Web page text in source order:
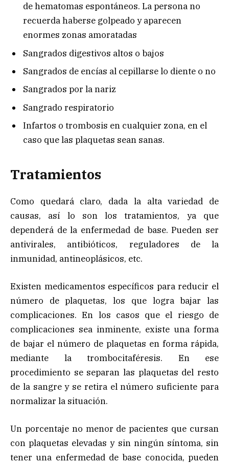
de hematomas espontáneos. La persona no
recuerda haberse golpeado y aparecen
enormes zonas amoratadas
Sangrados digestivos altos o bajos
Sangrados de encías al cepillarse lo diente o no
Sangrados por la nariz
Sangrado respiratorio
Infartos o trombosis en cualquier zona, en el
caso que las plaquetas sean sanas.
Tratamientos
Como quedará claro, dada la alta variedad de
causas, así lo son los tratamientos, ya que
dependerá de la enfermedad de base. Pueden ser
antivirales, antibióticos, reguladores de la
inmunidad, antineoplásicos, etc.
Existen medicamentos específicos para reducir el
número de plaquetas, los que logra bajar las
complicaciones. En los casos que el riesgo de
complicaciones sea inminente, existe una forma
de bajar el número de plaquetas en forma rápida,
mediante la trombocitaféresis. En ese
procedimiento se separan las plaquetas del resto
de la sangre y se retira el número suficiente para
normalizar la situación.
Un porcentaje no menor de pacientes que cursan
con plaquetas elevadas y sin ningún síntoma, sin
tener una enfermedad de base conocida, pueden